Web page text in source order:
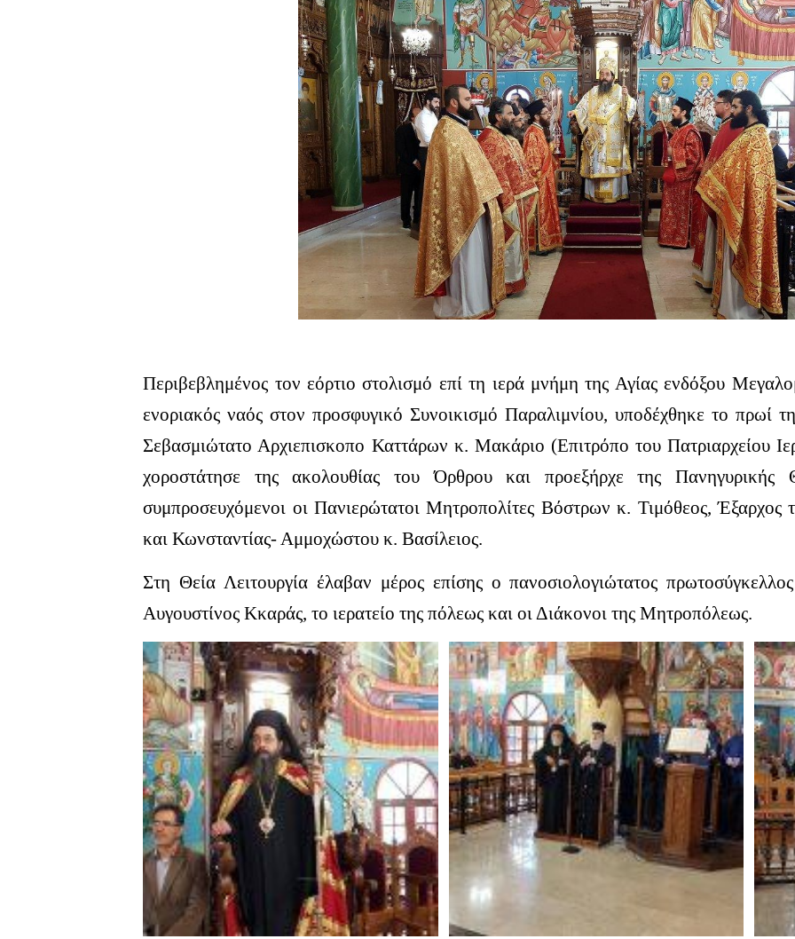
Περιβεβλημένος τον εόρτιο στολισμό επί τη ιερά μνήμη της Αγίας ενδόξου
ενοριακός ναός στον προσφυγικό Συνοικισμό Παραλιμνίου, υποδέχθηκε το πρωί
Σεβασμιώτατο Αρχιεπισκοπο Καττάρων κ. Μακάριο (Επιτρόπο του Πατριαρχείου
χοροστάτησε της ακολουθίας του Όρθρου και προεξήρχε της Πανηγυρικής
συμπροσευχόμενοι οι Πανιερώτατοι Μητροπολίτες Βόστρων κ. Τιμόθεος,
και Κωνσταντίας- Αμμοχώστου κ. Βασίλειος.
Στη Θεία Λειτουργία έλαβαν μέρος επίσης ο πανοσιολογιώτατος
Αυγουστίνος Κκαράς, το ιερατείο της πόλεως και οι Διάκονοι της Μητροπόλεως.